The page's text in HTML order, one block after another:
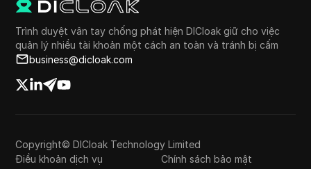
Trình duyệt vân tay chống phát hiện DICloak giữ cho việc
quản lý nhiều tài khoản một cách an toàn và tránh bị cấm
business@dicloak.com
Copyright© DICloak Technology Limited
Điều khoản dịch vụ
Chính sách bảo mật